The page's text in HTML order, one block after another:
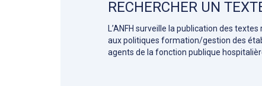
RECHERCHER UN
L’ANFH surveille la publication des
aux politiques formation/gestion des
agents de la fonction publique